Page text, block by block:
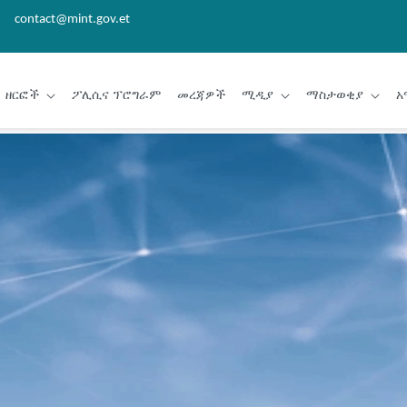
contact@mint.gov.et
ዘርፎች ፖሊሲና ፕሮግራም መረጃዎች ሚዲያ ማስታወቂያ